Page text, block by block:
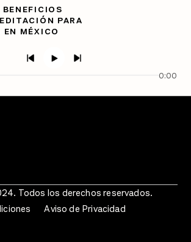
BENEFICIOS
PARA
MÉXICO
0:00
Todos los derechos reservados.
Aviso de Privacidad